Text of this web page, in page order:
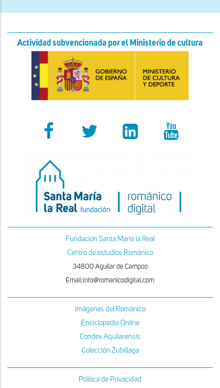
Actividad subvencionada por el Ministerio de cultura
Fundacion Santa Maria la Real
Centro de estudios Románico
34800 Aguilar de Campoo
Email:info@romanicodigital.com
Imágenes del Románico
Enciclopedia Online
Condex Aquilarensis
Colección Zubillaga
Política de Privacidad